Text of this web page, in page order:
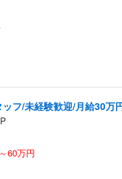
フ/未経験歓迎/月給30万
60万円